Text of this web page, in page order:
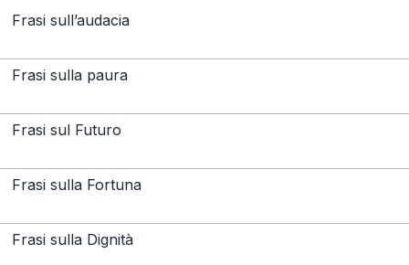
Frasi sull’audacia
Frasi sulla paura
Frasi sul Futuro
Frasi sulla Fortuna
Frasi sulla Dignità